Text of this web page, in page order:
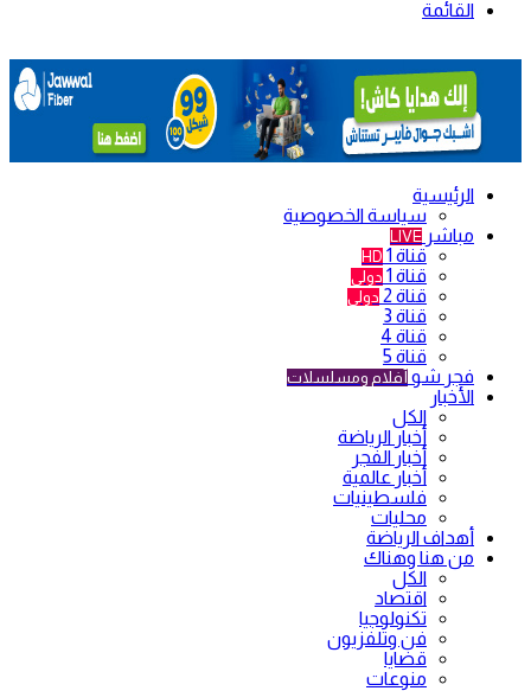
القائمة
الرئيسية
سياسة الخصوصية
مباشر LIVE
قناة 1 HD
قناة 1 دولي
قناة 2 دولي
قناة 3
قناة 4
قناة 5
فجر شو أفلام ومسلسلات
الأخبار
الكل
أخبار الرياضة
أخبار الفجر
أخبار عالمية
فلسطينيات
محليات
أهداف الرياضة
من هنا وهناك
الكل
اقتصاد
تكنولوجيا
فن وتلفزيون
قضايا
منوعات